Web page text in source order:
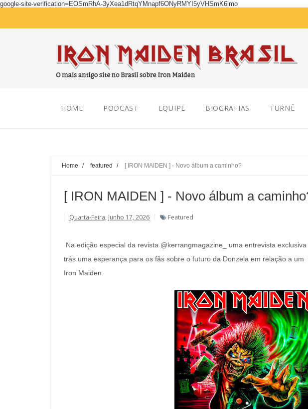
google-site-verification=EOSmRhA-3yXea1dRtqYMnapf6ONyRMYI5yVHSmK6lmo
HOME PODCAST EQUIPE BIOGRAFIAS TURNÊ
Home / featured / [ IRON MAIDEN ] - Novo álbum a caminho?
[ IRON MAIDEN ] - Novo álbum a
Quarta-Feira, Junho 17, 2026 Featured
Na edição especial da revista @kerrangmagazine_ uma entrevista
trás uma esperança para os fãs sobre o futuro da Donzela em relação a
Iron Maiden.